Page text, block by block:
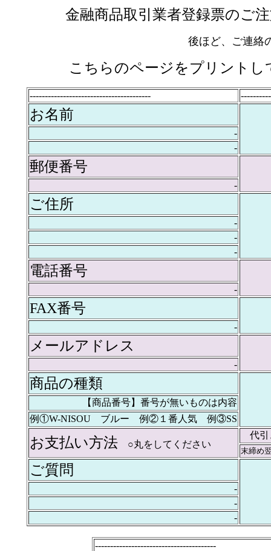
金融商品取引業者登録票のご
後ほど、ご連絡
こちらのページをプリントし
----------------------------------------
お名前
-
-
郵便番号
-
ご住所
-
-
-
電話番号
-
FAX番号
-
メールアドレス
-
商品の種類
【商品番号】番号が無いものは内容
例①W-NISOU ブルー 例②１番人気 例③SS
お支払い方法 ○丸をしてください
代
末締め
ご質問
-
-
-
----------------------------------------